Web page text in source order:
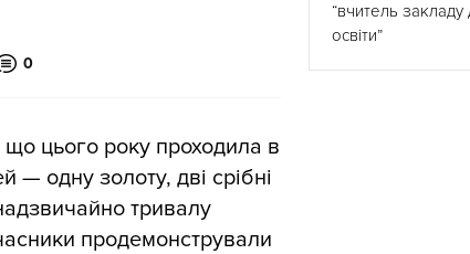
0
що цього року проходила в
— одну золоту, дві срібні
тривалу
продемонстрували
“вчитель закладу
освіти”